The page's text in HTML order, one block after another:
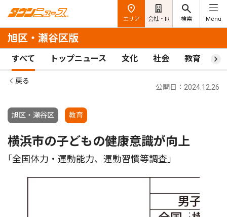
エリア 会社・IR 検索 Menu
旭区・瀬谷区版
すべて トップニュース 文化 社会 教育 ス
戻る
旭区・瀬谷区 教育
公開日：2024.12.26
横浜市の子どもの健康意識が向上
｢全国体力・運動能力、運動習慣等調査｣